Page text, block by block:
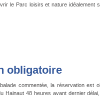
le Parc loisirs et nature idéalement
obligatoire
commentée, la réservation est
Hainaut 48 heures avant dernier